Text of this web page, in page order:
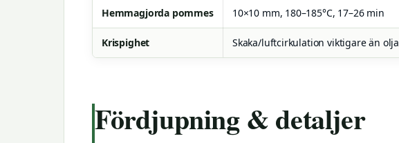
Hemmagjorda pommes 10×10 mm, 180–185°C, 17–26 min
Krispighet Skaka/luftcirkulation viktigare än olja
Fördjupning & detaljer